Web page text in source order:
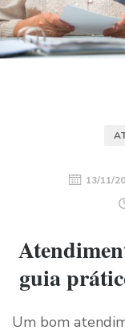
13/11/
guia
Um bom